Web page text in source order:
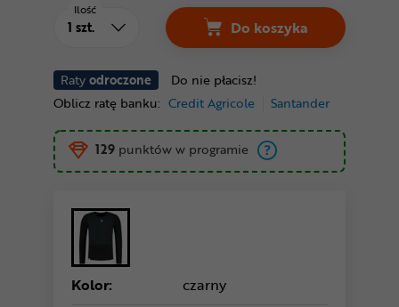
Ratyodroczone
Do nie płacisz!
Oblicz ratę banku: Credit Agricole Santander
Ilość
Do koszyka
129 punktów w programie
Kolor: czarny